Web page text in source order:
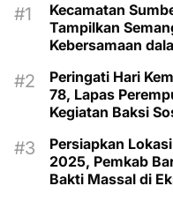
Kecamatan
Tampilkan
Kebersamaan
Peringati Hari
78, Lapas
Kegiatan Baksi
Persiapkan
2025, Pemkab
Bakti Massal di